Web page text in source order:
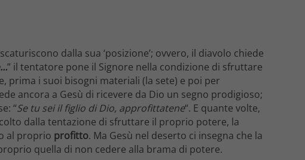
dalla sua ‘posizione’; ovvero, il diavolo chiede
” il tentatore pone il Signore nella condizione di sfruttare
prima i suoi bisogni materiali (la sete) e poi per
ancora a Gesù di ricevere da Dio un segno prodigioso;
“Se tu sei il figlio di Dio, approfittatene“. E quante volte,
dalla tentazione di sfruttare il proprio potere, la
al proprio profitto. Ma Gesù nel deserto ci insegna che la
quella di non cedere alla brama di potere.